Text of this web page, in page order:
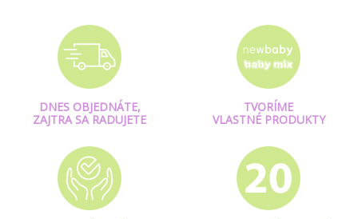
DNES OBJEDNÁTE,
ZAJTRA SA RADUJETE
TVORÍME
VLASTNÉ PRODUKTY